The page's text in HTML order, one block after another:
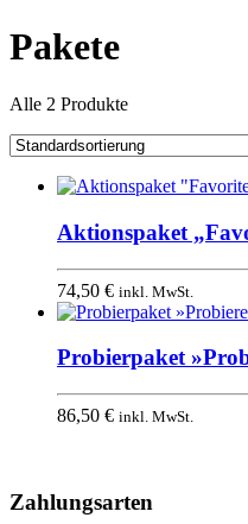
Pakete
Alle 2 Produkte
Aktionspaket
74,50 € inkl. MwSt.
Probierpaket
86,50 € inkl. MwSt.
oben
Zahlungsarten